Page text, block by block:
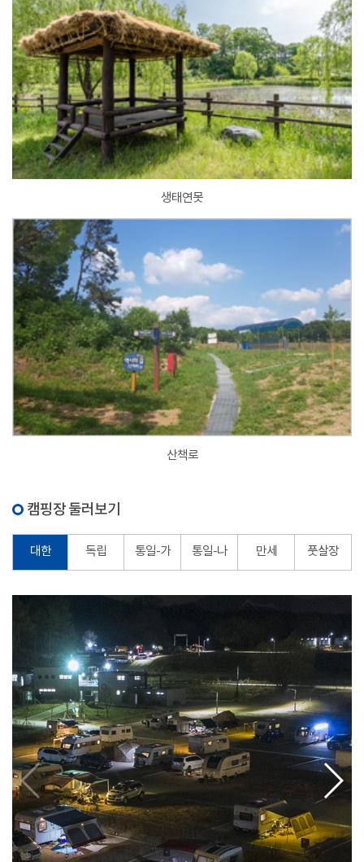
생태연못
산책로
캠핑장 둘러보기
대한 독립 통일-가 통일-나 만세 풋살장